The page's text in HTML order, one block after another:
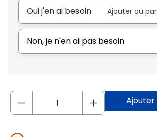
Oui j'en ai besoin Ajouter au
Non, je n'en ai pas besoin
Ajouter